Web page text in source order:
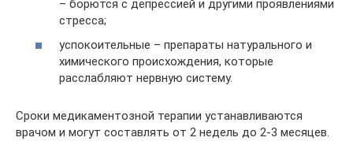
– борются с депрессией и другими проявлениями
стресса;
успокоительные – препараты натурального и
химического происхождения, которые
расслабляют нервную систему.
Сроки медикаментозной терапии устанавливаются
врачом и могут составлять от 2 недель до 2-3 месяцев.